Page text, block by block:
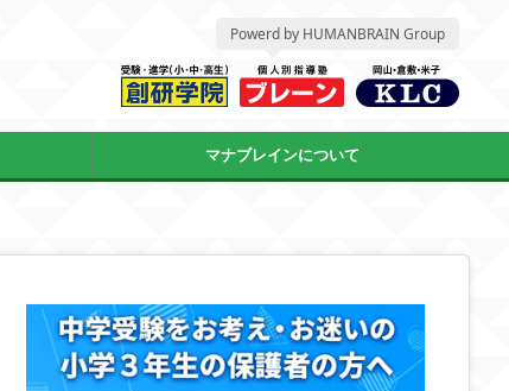
マナブレインについて
Powerd by HUMANBRAIN Group